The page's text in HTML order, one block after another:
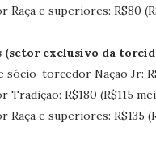
e superiores: R$80
(setor exclusivo da
torcedor Nação Jr:
R$180 (R$115
e superiores: R$135